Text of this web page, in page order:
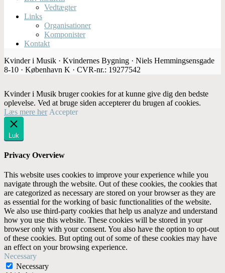
Vedtægter
Links
Organisationer
Komponister
Kontakt
Kvinder i Musik · Kvindernes Bygning · Niels Hemmingsensgade
8-10 · København K · CVR-nr.: 19277542
Kvinder i Musik bruger cookies for at kunne give dig den bedste
oplevelse. Ved at bruge siden accepterer du brugen af cookies.
Læs mere her Accepter
Luk
Privacy Overview
This website uses cookies to improve your experience while you
navigate through the website. Out of these cookies, the cookies that
are categorized as necessary are stored on your browser as they are
as essential for the working of basic functionalities of the website.
We also use third-party cookies that help us analyze and understand
how you use this website. These cookies will be stored in your
browser only with your consent. You also have the option to opt-out
of these cookies. But opting out of some of these cookies may have
an effect on your browsing experience.
Necessary
Necessary